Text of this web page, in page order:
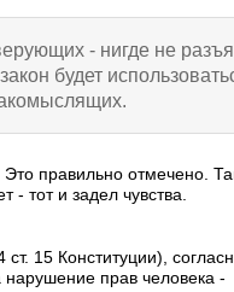
- нигде не
будет
правильно отмечено.
- тот и задел чувства.
15 Конституции),
нарушение прав человека -